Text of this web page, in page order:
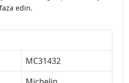
edin.
MC31432